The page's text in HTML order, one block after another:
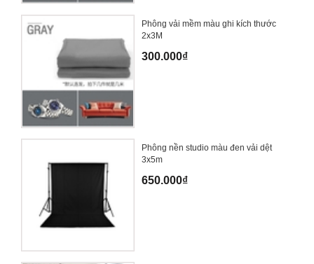
Phông vải mềm màu ghi kích thước
2x3M
300.000₫
Phông nền studio màu đen vải dệt
3x5m
650.000₫